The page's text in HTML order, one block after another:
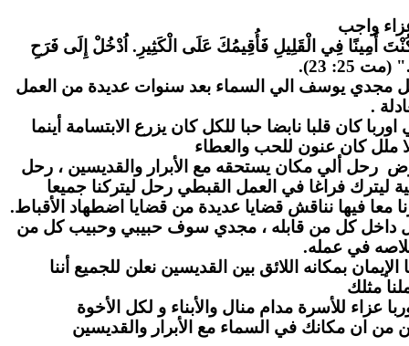
واجب
أَمِينًا فِي الْقَلِيلِ فَأُقِيمُكَ عَلَى الْكَثِيرِ. اُدْخُلْ إِلَى فَرَحِ
25: 23).
مجدي يوسف الي السماء بعد سنوات عديدة من العمل
.
كان قلبا نابضا حبا للكل كان يزرع الابتسامة أينما
ملل كان عنون للحب والعطاء
رحل ألي مكان يستحقه مع الأبرار والقديسين ، رحل
ليترك فراغا في العمل القبطي رحل ليتركنا جميعا
فيها نناقش قضايا عديدة من قضايا اضطهاد الأقباط.
داخل كل من قابله ، مجدي سوف حبيبي وحبيب كل من
في عمله.
بمكانه اللائق بين القديسين نعلن للجميع أننا
مثلك
عزاء للأسرة مدام منال والأبناء و لكل الأخوة
من ان مكانك في السماء مع الأبرار والقديسين